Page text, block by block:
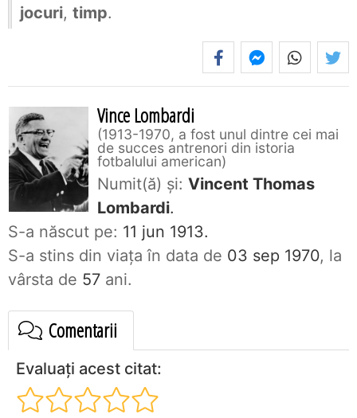
jocuri, timp.
Vince Lombardi
1913-1970, a fost unul dintre cei mai
de succes antrenori din istoria
fotbalului american
Numit(ă) și: Vincent Thomas
Lombardi.
S-a născut pe: 11 jun 1913.
S-a stins din viaţa în data de 03 sep 1970, la
vârsta de 57 ani.
Comentarii
Evaluați acest citat: